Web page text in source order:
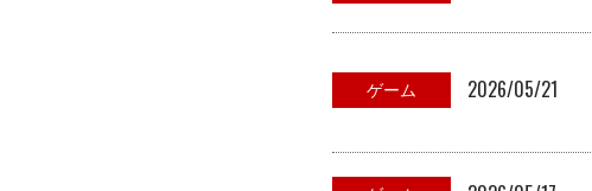
ゲーム 2026/05/21